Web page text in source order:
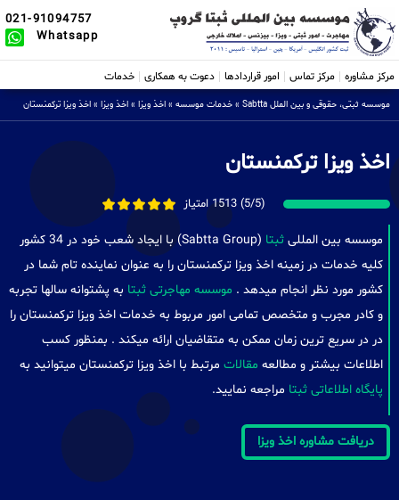
021-91094757
Whatsapp
مرکز مشاوره مرکز تماس امور قراردادها دعوت به همکاری خدمات
موسسه ثبتی، حقوقی و بین الملل Sabtta » خدمات موسسه » اخذ ویزا » اخذ ویزا » اخذ ویزا ترکمنستان
اخذ ویزا ترکمنستان
(5/5) 1513 امتیاز
موسسه بین المللی ثبتا
(Sabtta Group) با ایجاد شعب خود در 34 کشور
کلیه خدمات در زمینه اخذ ویزا ترکمنستان را به عنوان نماینده تام شما در
کشور مورد نظر انجام میدهد . موسسه مهاجرتی ثبتا به پشتوانه سالها تجربه
و کادر مجرب و متخصص تمامی امور مربوط به خدمات اخذ ویزا ترکمنستان را
در در سریع ترین زمان ممکن به متقاضیان ارائه میکند . بمنظور کسب
اطلاعات بیشتر و مطالعه مقالات مرتبط با اخذ ویزا ترکمنستان میتوانید به
پایگاه اطلاعاتی ثبتا مراجعه نمایید.
دریافت مشاوره اخذ ویزا